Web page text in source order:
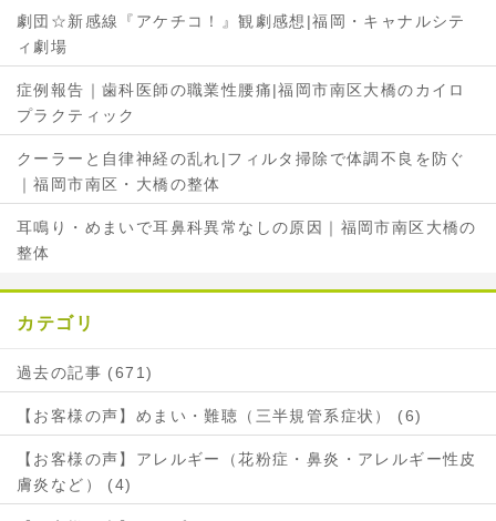
劇団☆新感線『アケチコ！』観劇感想|福岡・キャナルシテ
ィ劇場
症例報告｜歯科医師の職業性腰痛|福岡市南区大橋のカイロ
プラクティック
クーラーと自律神経の乱れ|フィルタ掃除で体調不良を防ぐ
｜福岡市南区・大橋の整体
耳鳴り・めまいで耳鼻科異常なしの原因｜福岡市南区大橋の
整体
カテゴリ
過去の記事 (671)
【お客様の声】めまい・難聴（三半規管系症状） (6)
【お客様の声】アレルギー（花粉症・鼻炎・アレルギー性皮
膚炎など） (4)